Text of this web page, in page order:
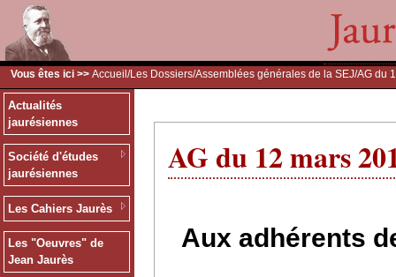
Vous êtes ici >> Accueil /Les Dossiers/Assemblées générales de la SEJ/AG du
Actualités
jaurésiennes
Société d'études
jaurésiennes
Les Cahiers Jaurès
Les "Oeuvres" de
Jean Jaurès
AG du 12 mars
Aux adhérents